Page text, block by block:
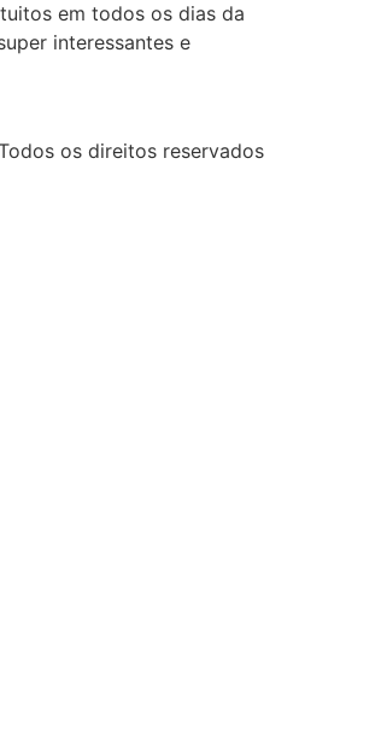
em todos os dias da
interessantes e
os direitos reservados